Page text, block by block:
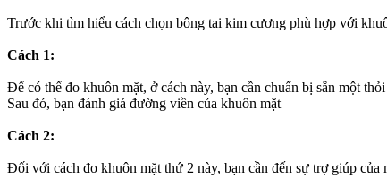
Trước khi tìm hiểu cách chọn bông tai kim cương phù hợp với
Cách 1:
Để có thể đo khuôn mặt, ở cách này, bạn cần chuẩn bị sẵn một
Sau đó, bạn đánh giá đường viền của khuôn mặt
Cách 2:
Đối với cách đo khuôn mặt thứ 2 này, bạn cần đến sự trợ giúp